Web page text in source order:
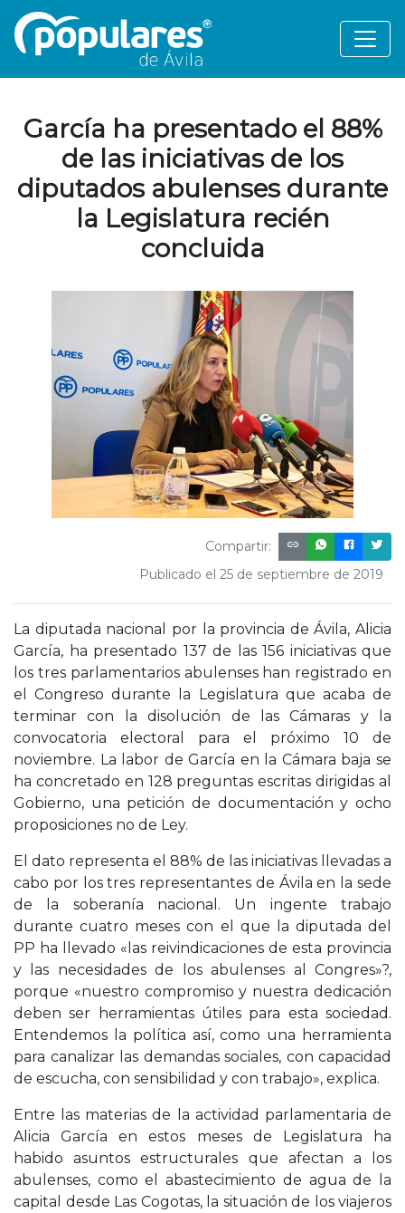
García ha presentado el 88%
de las iniciativas de los
diputados abulenses durante
la Legislatura recién
concluida
Compartir:
Publicado el 25 de septiembre de 2019
La diputada nacional por la provincia de Ávila, Alicia
García, ha presentado 137 de las 156 iniciativas que
los tres parlamentarios abulenses han registrado en
el Congreso durante la Legislatura que acaba de
terminar con la disolución de las Cámaras y la
convocatoria electoral para el próximo 10 de
noviembre. La labor de García en la Cámara baja se
ha concretado en 128 preguntas escritas dirigidas al
Gobierno, una petición de documentación y ocho
proposiciones no de Ley.
El dato representa el 88% de las iniciativas llevadas a
cabo por los tres representantes de Ávila en la sede
de la soberanía nacional. Un ingente trabajo
durante cuatro meses con el que la diputada del
PP ha llevado «las reivindicaciones de esta provincia
y las necesidades de los abulenses al Congres»?,
porque «nuestro compromiso y nuestra dedicación
deben ser herramientas útiles para esta sociedad.
Entendemos la política así, como una herramienta
para canalizar las demandas sociales, con capacidad
de escucha, con sensibilidad y con trabajo», explica.
Entre las materias de la actividad parlamentaria de
Alicia García en estos meses de Legislatura ha
habido asuntos estructurales que afectan a los
abulenses, como el abastecimiento de agua de la
capital desde Las Cogotas, la situación de los viajeros